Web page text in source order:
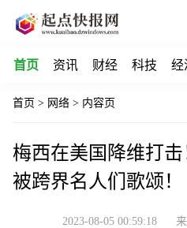
首页 资讯 财经 科技 经
首页 > 网络 > 内容页
梅西在美国降维打
被跨界名人们歌颂！
2023-08-05 00:59:18